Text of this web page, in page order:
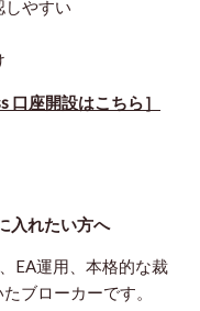
しやすい
座開設はこちら］
入れたい方へ
EA運用、本格的な裁
ブローカーです。